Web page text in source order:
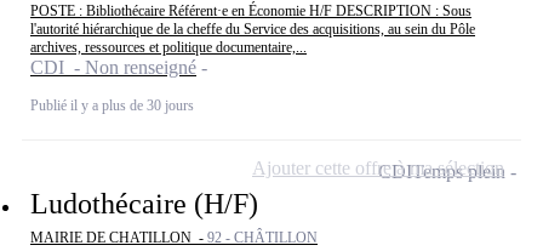
POSTE : Bibliothécaire Référent·e en Économie H/F DESCRIPTION : Sous
l'autorité hiérarchique de la cheffe du Service des acquisitions, au sein du Pôle
archives, ressources et politique documentaire,...
CDI - Non renseigné
Publié il y a plus de 30 jours
Ludothécaire (H/F)
MAIRIE DE CHATILLON - 92 - CHÂTILLON
CDITemps plein
Ajouter cette offre à ma sélection